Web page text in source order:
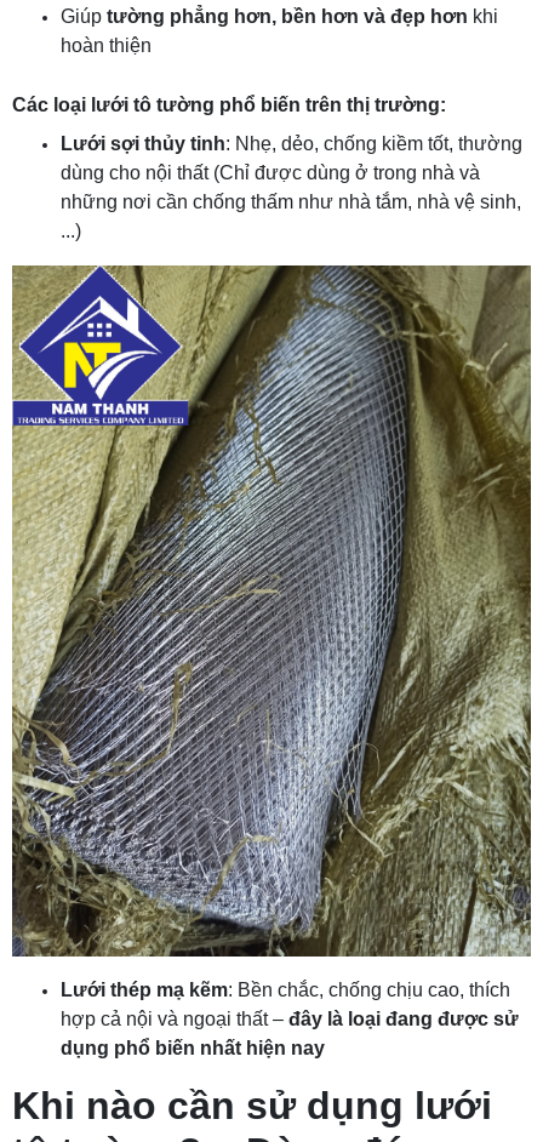
Giúp tường phẳng hơn, bền hơn và đẹp hơn khi
hoàn thiện
Các loại lưới tô tường phổ biến trên thị trường:
Lưới sợi thủy tinh: Nhẹ, dẻo, chống kiềm tốt, thường
dùng cho nội thất (Chỉ được dùng ở trong nhà và
những nơi cần chống thấm như nhà tắm, nhà vệ sinh,
...)
Lưới thép mạ kẽm: Bền chắc, chống chịu cao, thích
hợp cả nội và ngoại thất – đây là loại đang được sử
dụng phổ biến nhất hiện nay
Khi nào cần sử dụng lưới